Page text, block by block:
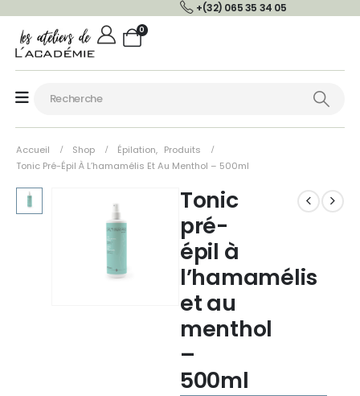
+(32) 065 35 34 05
0
Accueil Shop Épilation, Produits
Tonic Pré-Épil À L’hamamélis Et Au Menthol – 500ml
Tonic
pré-
épil à
l’hamamélis
et au
menthol
–
500ml